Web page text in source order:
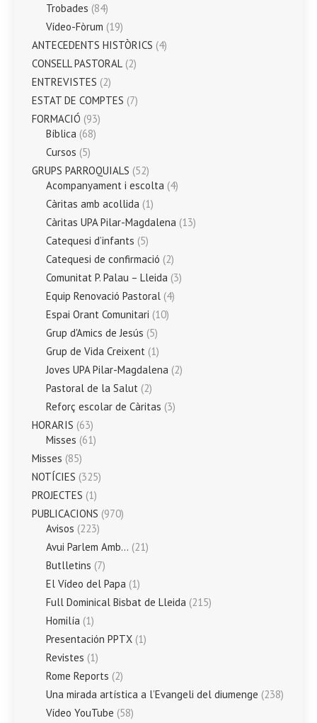
Trobades (84)
Vídeo-Fòrum (19)
ANTECEDENTS HISTÒRICS (4)
CONSELL PASTORAL (2)
ENTREVISTES (2)
ESTAT DE COMPTES (7)
FORMACIÓ (93)
Bíblica (68)
Cursos (5)
GRUPS PARROQUIALS (52)
Acompanyament i escolta (4)
Càritas amb acollida (1)
Càritas UPA Pilar-Magdalena (13)
Catequesi d’infants (5)
Catequesi de confirmació (2)
Comunitat P. Palau – Lleida (3)
Equip Renovació Pastoral (4)
Espai Orant Comunitari (10)
Grup d'Amics de Jesús (5)
Grup de Vida Creixent (1)
Joves UPA Pilar-Magdalena (2)
Pastoral de la Salut (2)
Reforç escolar de Càritas (3)
HORARIS (63)
Misses (61)
Misses (85)
NOTÍCIES (325)
PROJECTES (1)
PUBLICACIONS (970)
Avisos (223)
Avui Parlem Amb… (21)
Butlletins (7)
El Vídeo del Papa (1)
Full Dominical Bisbat de Lleida (215)
Homilía (1)
Presentación PPTX (1)
Revistes (1)
Rome Reports (2)
Una mirada artística a l’Evangeli del diumenge (238)
Vídeo YouTube (58)